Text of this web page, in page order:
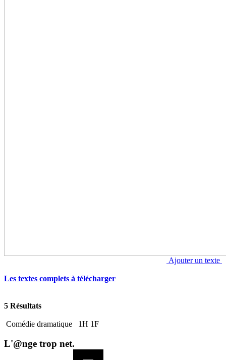
Ajouter un texte
Les textes complets à télécharger
5 Résultats
Comédie dramatique 1H 1F
L'@nge trop net.